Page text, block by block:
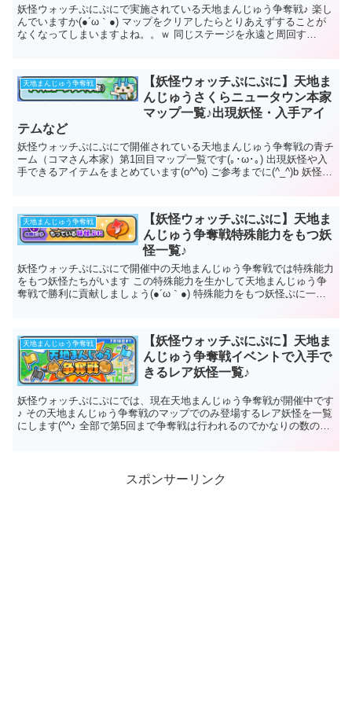
妖怪ウォッチぷにぷにで実施されている天地まんじゅう争奪戦♪ 楽し
んでいますか(●´ω｀●) マップをクリアしたらとりあえずすることが
なくなってしまいますよね。。ｗ 同じステージを永遠と周回す
天地まんじゅう争奪戦
【妖怪ウォッチぷにぷに】天地ま
んじゅうさくらニュータウン本家
マップ一覧♪出現妖怪・入手アイ
テムなど
妖怪ウォッチぷにぷにで開催されている天地まんじゅう争奪戦の青チ
ーム（コマさん本家）第1回目マップ一覧です(｡･ω･｡) 出現妖怪や入
手できるアイテムをまとめています(o^^o) ご参考までに(^_^)b 妖怪ウ
天地まんじゅう争奪戦
【妖怪ウォッチぷにぷに】天地ま
んじゅう争奪戦特殊能力をもつ妖
怪一覧♪
妖怪ウォッチぷにぷにで開催中の天地まんじゅう争奪戦では特殊能力
をもつ妖怪たちがいます この特殊能力を生かして天地まんじゅう争
奪戦で勝利に貢献しましょう(●´ω｀●) 特殊能力をもつ妖怪ぷに一覧
天地まんじゅう争奪戦
【妖怪ウォッチぷにぷに】天地ま
んじゅう争奪戦イベントで入手で
きるレア妖怪一覧♪
妖怪ウォッチぷにぷにでは、現在天地まんじゅう争奪戦が開催中です
♪ その天地まんじゅう争奪戦のマップでのみ登場するレア妖怪を一覧
にします(^^♪ 全部で第5回まで争奪戦は行われるのでかなりの数のレ
スポンサーリンク